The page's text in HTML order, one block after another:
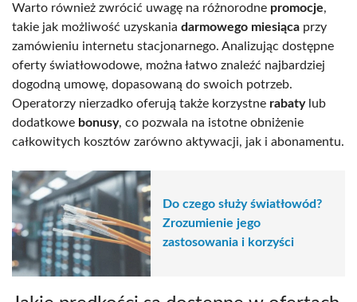
Warto również zwrócić uwagę na różnorodne promocje,
takie jak możliwość uzyskania darmowego miesiąca przy
zamówieniu internetu stacjonarnego. Analizując dostępne
oferty światłowodowe, można łatwo znaleźć najbardziej
dogodną umowę, dopasowaną do swoich potrzeb.
Operatorzy nierzadko oferują także korzystne rabatylub
dodatkowe bonusy, co pozwala na istotne obniżenie
całkowitych kosztów zarówno aktywacji, jak i abonamentu.
Do czego służy światłowód?
Zrozumienie jego
zastosowania i korzyści